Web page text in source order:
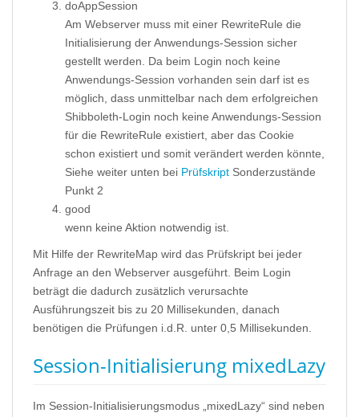
doAppSession
Am Webserver muss mit einer RewriteRule die
Initialisierung der Anwendungs-Session sicher
gestellt werden. Da beim Login noch keine
Anwendungs-Session vorhanden sein darf ist es
möglich, dass unmittelbar nach dem erfolgreichen
Shibboleth-Login noch keine Anwendungs-Session
für die RewriteRule existiert, aber das Cookie
schon existiert und somit verändert werden könnte,
Siehe weiter unten bei Prüfskript Sonderzustände
Punkt 2
good
wenn keine Aktion notwendig ist.
Mit Hilfe der RewriteMap wird das Prüfskript bei jeder
Anfrage an den Webserver ausgeführt. Beim Login
beträgt die dadurch zusätzlich verursachte
Ausführungszeit bis zu 20 Millisekunden, danach
benötigen die Prüfungen i.d.R. unter 0,5 Millisekunden.
Session-Initialisierung mixedLazy
Im Session-Initialisierungsmodus „mixedLazy“ sind neben